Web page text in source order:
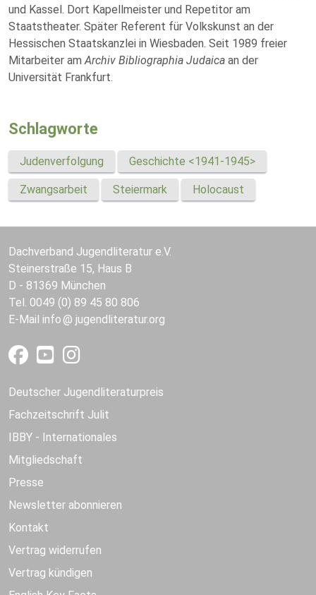
und Kassel. Dort Kapellmeister und Repetitor am
Staatstheater. Später Referent für Volkskunst an der
Hessischen Staatskanzlei in Wiesbaden. Seit 1989 freier
Mitarbeiter amArchiv Bibliographia Judaica an der
Universität Frankfurt.
Schlagworte
Judenverfolgung Geschichte <1941-1945>
Zwangsarbeit Steiermark Holocaust
Dachverband Jugendliteratur e.V.
Steinerstraße 15, Haus B
D - 81369 München
Tel. 0049 (0) 89 45 80 806
E-Mail info jugendliteratur.org
Deutscher Jugendliteraturpreis
Fachzeitschrift Julit
IBBY - Internationales
Mitgliedschaft
Presse
Newsletter abonnieren
Kontakt
Vertrag widerrufen
Vertrag kündigen